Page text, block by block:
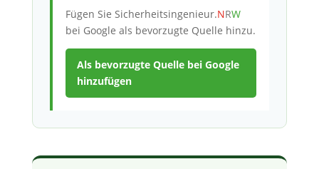
Fügen SieSicherheitsingenieur.NRW
bei Google als bevorzugte Quelle hinzu.
Als bevorzugte Quelle bei Google
hinzufügen